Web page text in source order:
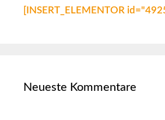
[INSERT_ELEMENTOR
Neueste Kommentare